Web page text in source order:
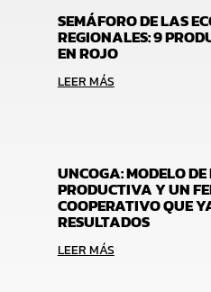
SEMÁFORO DE LAS
REGIONALES: 9
EN ROJO
LEER MÁS
UNCOGA: MODELO
PRODUCTIVA Y UN
COOPERATIVO QUE
RESULTADOS
LEER MÁS